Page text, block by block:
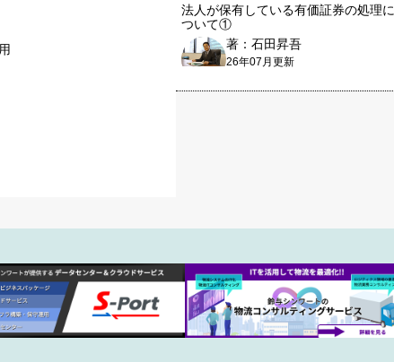
法人が保有している有価証券の処理に
ついて①
著：石田昇吾
26年07月更新
ックすることで、それらの Cookie に関する詳細
けるデフォルト設定を変更できます。ただし、
した場合、サイトの利用やサービスの利用に影響